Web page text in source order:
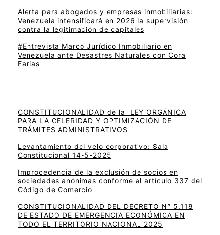
Alerta para abogados y empresas inmobiliarias:
Venezuela intensificará en 2026 la supervisión
contra la legitimación de capitales
#Entrevista Marco Jurídico Inmobiliario en
Venezuela ante Desastres Naturales con Cora
Farias
CONSTITUCIONALIDAD de la LEY ORGÁNICA
PARA LA CELERIDAD Y OPTIMIZACIÓN DE
TRÁMITES ADMINISTRATIVOS
Levantamiento del velo corporativo: Sala
Constitucional 14-5-2025
Improcedencia de la exclusión de socios en
sociedades anónimas conforme al artículo 337 del
Código de Comercio
CONSTITUCIONALIDAD DEL DECRETO N° 5.118
DE ESTADO DE EMERGENCIA ECONÓMICA EN
TODO EL TERRITORIO NACIONAL 2025